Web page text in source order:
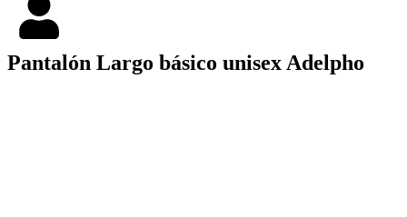
Pantalón Largo básico unisex Adelpho